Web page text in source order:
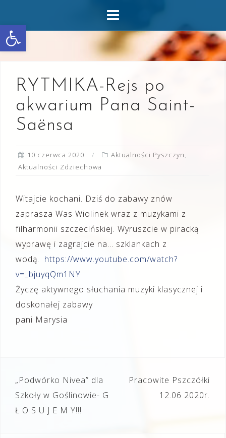
Otwórz pasek narzędzi
content
RYTMIKA-Rejs po
akwarium Pana Saint-
Saënsa
10 czerwca 2020 Aktualności Pyszczyn,
Aktualności Zdziechowa
Witajcie kochani. Dziś do zabawy znów
zaprasza Was Wiolinek wraz z muzykami z
filharmonii szczecińskiej. Wyruszcie w piracką
wyprawę i zagrajcie na… szklankach z
wodą. https://www.youtube.com/watch?
v=_bjuyqQm1NY
Życzę aktywnego słuchania muzyki klasycznej i
doskonałej zabawy
pani Marysia
Nawigacja
wpisu
„Podwórko Nivea” dla
Szkoły w Goślinowie- G
Ł O S U J E M Y!!!
Pracowite Pszczółki
12.06 2020r.